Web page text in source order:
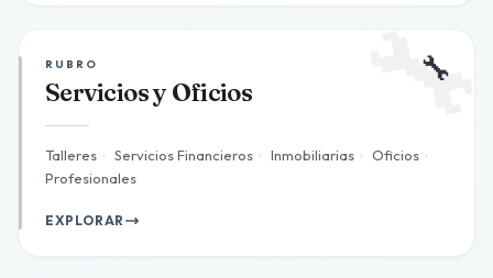
🔧
RUBRO
Servicios y Oficios
Talleres · Servicios Financieros · Inmobiliarias · Oficios ·
Profesionales
EXPLORAR